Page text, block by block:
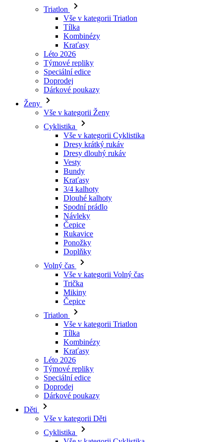
Triatlon
Vše v kategorii Triatlon
Tílka
Kombinézy
Kraťasy
Léto 2026
Týmové repliky
Speciální edice
Doprodej
Dárkové poukazy
Ženy
Vše v kategorii Ženy
Cyklistika
Vše v kategorii Cyklistika
Dresy krátký rukáv
Dresy dlouhý rukáv
Vesty
Bundy
Kraťasy
3/4 kalhoty
Dlouhé kalhoty
Spodní prádlo
Návleky
Čepice
Rukavice
Ponožky
Doplňky
Volný čas
Vše v kategorii Volný čas
Trička
Mikiny
Čepice
Triatlon
Vše v kategorii Triatlon
Tílka
Kombinézy
Kraťasy
Léto 2026
Týmové repliky
Speciální edice
Doprodej
Dárkové poukazy
Děti
Vše v kategorii Děti
Cyklistika